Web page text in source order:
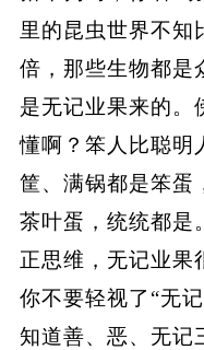
里的昆虫世界不知
倍，那些生物都是
是无记业果来的。
懂啊？笨人比聪明
筐、满锅都是笨蛋
茶叶蛋，统统都是
正思维，无记业果
你不要轻视了“无
知道善、恶、无记